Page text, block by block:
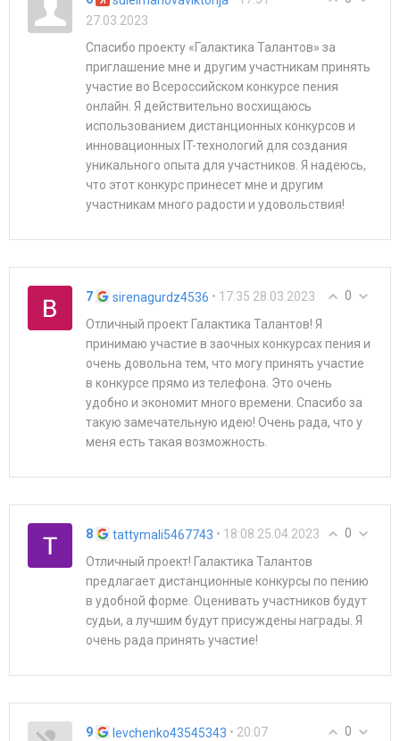
27.03.2023
Спасибо проекту «Галактика Талантов» за
приглашение мне и другим участникам принять
участие во Всероссийском конкурсе пения
онлайн. Я действительно восхищаюсь
использованием дистанционных конкурсов и
инновационных IT-технологий для создания
уникального опыта для участников. Я надеюсь,
что этот конкурс принесет мне и другим
участникам много радости и удовольствия!
0
7 sirenagurdz4536 • 17:35 28.03.2023
Отличный проект Галактика Талантов! Я
принимаю участие в заочных конкурсах пения и
очень довольна тем, что могу принять участие
в конкурсе прямо из телефона. Это очень
удобно и экономит много времени. Спасибо за
такую замечательную идею! Очень рада, что у
меня есть такая возможность.
0
8 tattymali5467743 • 18:08 25.04.2023
Отличный проект! Галактика Талантов
предлагает дистанционные конкурсы по пению
в удобной форме. Оценивать участников будут
судьи, а лучшим будут присуждены награды. Я
очень рада принять участие!
0
9 levchenko43545343 • 20:07